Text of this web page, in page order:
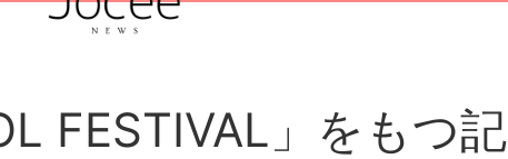
FESTIVAL」をもつ記